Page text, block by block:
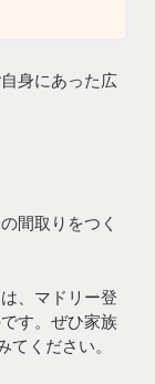
身にあった広
間取りをつく
、マドリー登
す。ぜひ家族
てください。